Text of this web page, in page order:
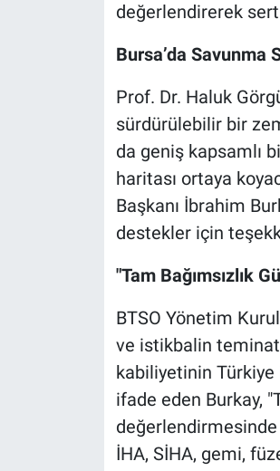
değerlendirerek
Bursa’da Savunma
Prof. Dr. Haluk
sürdürülebilir bir
da geniş kapsamlı
haritası ortaya
Başkanı İbrahim
destekler için
"Tam Bağımsızlık
BTSO Yönetim
ve istikbalin
kabiliyetinin
ifade eden Burkay,
İHA, SİHA, gemi,